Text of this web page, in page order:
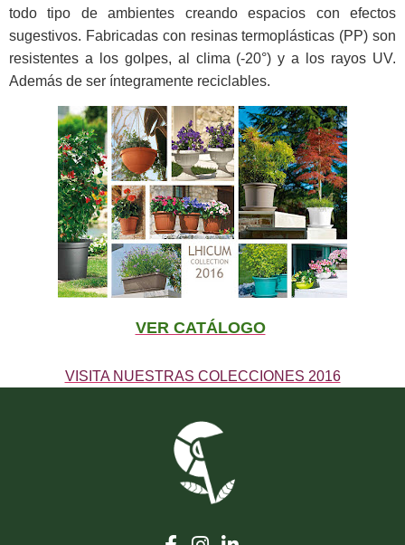
todo tipo de ambientes creando espacios con efectos
sugestivos. Fabricadas con resinas termoplásticas (PP) son
resistentes a los golpes, al clima (-20°) y a los rayos UV.
Además de ser íntegramente reciclables.
VER CATÁLOGO
VISITA NUESTRAS COLECCIONES 2016